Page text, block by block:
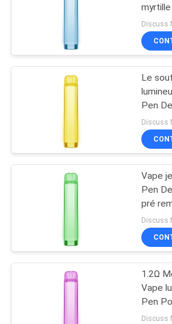
PRIVACY
POLICYCigarette
électronique
électronique
rechargeable
Vape
Discuss
Le
Pen
pré
Discuss
Vape
Pen
pré
Discuss
1.2Ω
Vape
Pen
Discuss